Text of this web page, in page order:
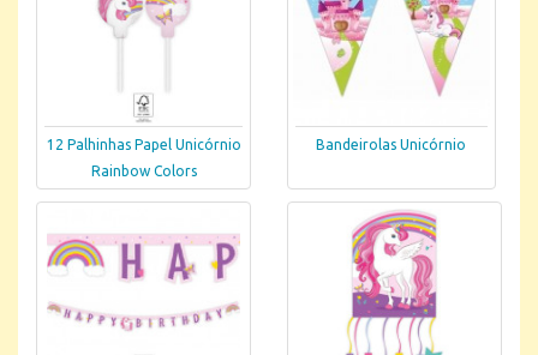
12 Palhinhas Papel Unicórnio
Rainbow Colors
Bandeirolas Unicórnio